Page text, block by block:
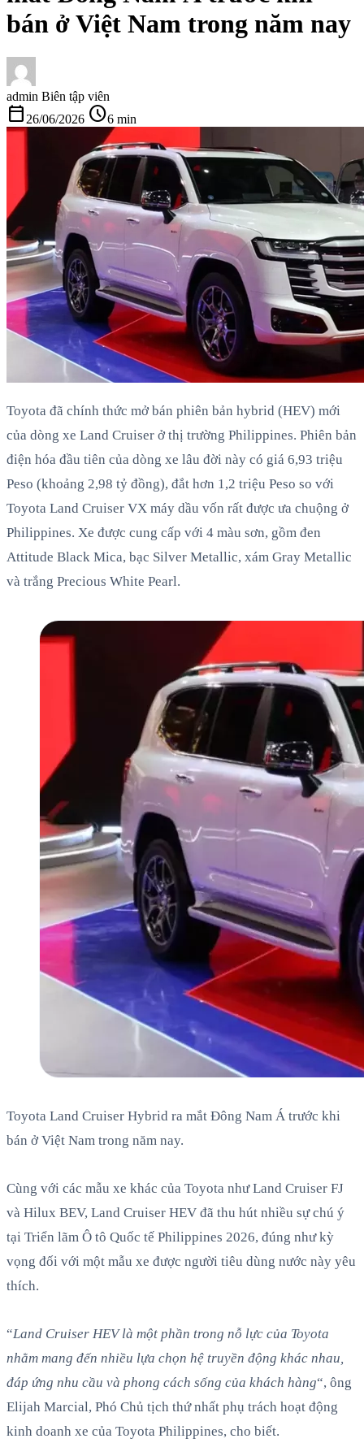
bán ở Việt Nam trong năm nay
admin Biên tập viên
calendar_today 26/06/2026 schedule6 min
Toyota đã chính thức mở bán phiên bản hybrid (HEV) mới
của dòng xe Land Cruiser ở thị trường Philippines. Phiên bản
điện hóa đầu tiên của dòng xe lâu đời này có giá 6,93 triệu
Peso (khoảng 2,98 tỷ đồng), đắt hơn 1,2 triệu Peso so với
Toyota Land Cruiser VX máy dầu vốn rất được ưa chuộng ở
Philippines. Xe được cung cấp với 4 màu sơn, gồm đen
Attitude Black Mica, bạc Silver Metallic, xám Gray Metallic
và trắng Precious White Pearl.
Toyota Land Cruiser Hybrid ra mắt Đông Nam Á trước khi
bán ở Việt Nam trong năm nay.
Cùng với các mẫu xe khác của Toyota như Land Cruiser FJ
và Hilux BEV, Land Cruiser HEV đã thu hút nhiều sự chú ý
tại Triển lãm Ô tô Quốc tế Philippines 2026, đúng như kỳ
vọng đối với một mẫu xe được người tiêu dùng nước này yêu
thích.
“Land Cruiser HEV là một phần trong nỗ lực của Toyota
nhằm mang đến nhiều lựa chọn hệ truyền động khác nhau,
đáp ứng nhu cầu và phong cách sống của khách hàng“, ông
Elijah Marcial, Phó Chủ tịch thứ nhất phụ trách hoạt động
kinh doanh xe của Toyota Philippines, cho biết.